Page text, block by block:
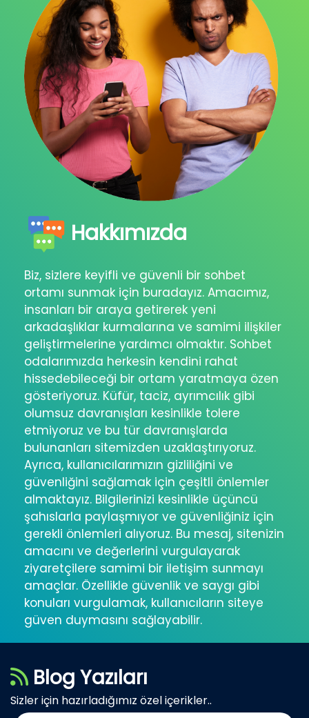
Hakkımızda
Biz, sizlere keyifli ve güvenli bir sohbet
ortamı sunmak için buradayız. Amacımız,
insanları bir araya getirerek yeni
arkadaşlıklar kurmalarına ve samimi ilişkiler
geliştirmelerine yardımcı olmaktır. Sohbet
odalarımızda herkesin kendini rahat
hissedebileceği bir ortam yaratmaya özen
gösteriyoruz. Küfür, taciz, ayrımcılık gibi
olumsuz davranışları kesinlikle tolere
etmiyoruz ve bu tür davranışlarda
bulunanları sitemizden uzaklaştırıyoruz.
Ayrıca, kullanıcılarımızın gizliliğini ve
güvenliğini sağlamak için çeşitli önlemler
almaktayız. Bilgilerinizi kesinlikle üçüncü
şahıslarla paylaşmıyor ve güvenliğiniz için
gerekli önlemleri alıyoruz. Bu mesaj, sitenizin
amacını ve değerlerini vurgulayarak
ziyaretçilere samimi bir iletişim sunmayı
amaçlar. Özellikle güvenlik ve saygı gibi
konuları vurgulamak, kullanıcıların siteye
güven duymasını sağlayabilir.
Blog Yazıları
Sizler için hazırladığımız özel içerikler..